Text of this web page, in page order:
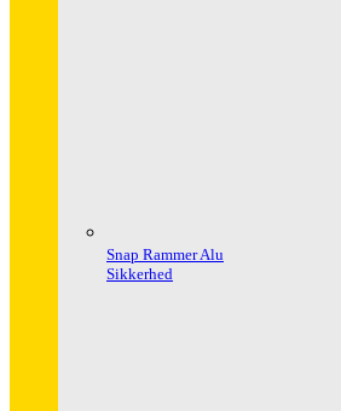
Snap Rammer Alu
Sikkerhed